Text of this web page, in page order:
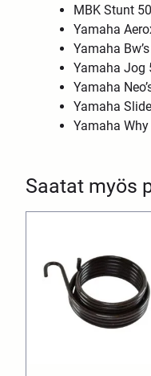
Saatat myös
MBK Stunt
Yamaha
Yamaha
Yamaha Jog
Yamaha
Yamaha
Yamaha